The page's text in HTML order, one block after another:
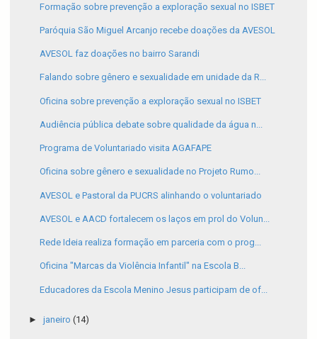
Formação sobre prevenção a exploração sexual no ISBET
Paróquia São Miguel Arcanjo recebe doações da AVESOL
AVESOL faz doações no bairro Sarandi
Falando sobre gênero e sexualidade em unidade da R...
Oficina sobre prevenção a exploração sexual no ISBET
Audiência pública debate sobre qualidade da água n...
Programa de Voluntariado visita AGAFAPE
Oficina sobre gênero e sexualidade no Projeto Rumo...
AVESOL e Pastoral da PUCRS alinhando o voluntariado
AVESOL e AACD fortalecem os laços em prol do Volun...
Rede Ideia realiza formação em parceria com o prog...
Oficina "Marcas da Violência Infantil" na Escola B...
Educadores da Escola Menino Jesus participam de of...
► janeiro (14)